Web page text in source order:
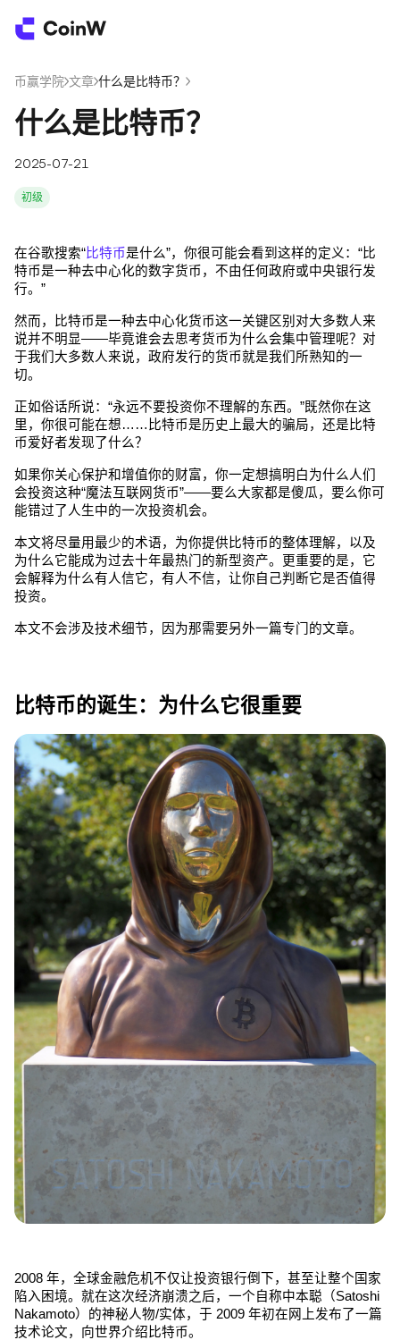
币赢学院/文章/什么是比特币？ /
什么是比特币？
2025-07-21
初级
在谷歌搜索“比特币是什么”，你很可能会看到这样的定义：“比
特币是一种去中心化的数字货币，不由任何政府或中央银行发
行。”
然而，比特币是一种去中心化货币这一关键区别对大多数人来
说并不明显——毕竟谁会去思考货币为什么会集中管理呢？对
于我们大多数人来说，政府发行的货币就是我们所熟知的一
切。
正如俗话所说：“永远不要投资你不理解的东西。”既然你在这
里，你很可能在想……比特币是历史上最大的骗局，还是比特
币爱好者发现了什么？
如果你关心保护和增值你的财富，你一定想搞明白为什么人们
会投资这种“魔法互联网货币”——要么大家都是傻瓜，要么你可
能错过了人生中的一次投资机会。
本文将尽量用最少的术语，为你提供比特币的整体理解，以及
为什么它能成为过去十年最热门的新型资产。更重要的是，它
会解释为什么有人信它，有人不信，让你自己判断它是否值得
投资。
本文不会涉及技术细节，因为那需要另外一篇专门的文章。
比特币的诞生：为什么它很重要
2008 年，全球金融危机不仅让投资银行倒下，甚至让整个国家
陷入困境。就在这次经济崩溃之后，一个自称中本聪（Satoshi
Nakamoto）的神秘人物/实体，于 2009 年初在网上发布了一篇
技术论文，向世界介绍比特币。